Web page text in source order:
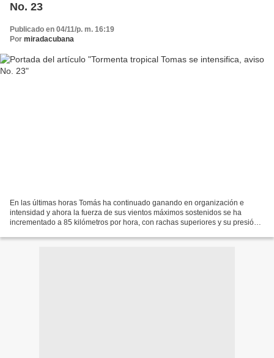
No. 23
Publicado en 04/11/p. m. 16:19
Por miradacubana
En las últimas horas Tomás ha continuado ganando en organización e
intensidad y ahora la fuerza de sus vientos máximos sostenidos se ha
incrementado a 85 kilómetros por hora, con rachas superiores y su presión